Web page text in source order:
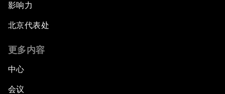
影响力
北京代表处
更多内容
中心
会议